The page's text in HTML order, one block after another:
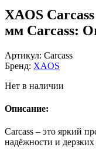
XAOS
мм Carcass:
Артикул: Carcass
Бренд: XAOS
Нет в наличии
Описание:
Carcass – это яркий
надёжности и